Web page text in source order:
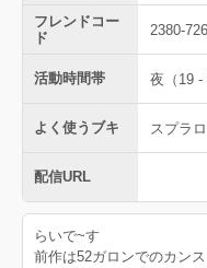
フレンドコー
ド
2380-
活動時間帯 夜（19 -
よく使うブキ スプラ
配信URL
らいで~す
前作は52ガロンでのカンス